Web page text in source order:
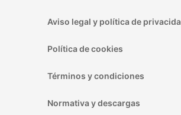
Aviso legal y política de
Política de cookies
Términos y condiciones
Normativa y descargas